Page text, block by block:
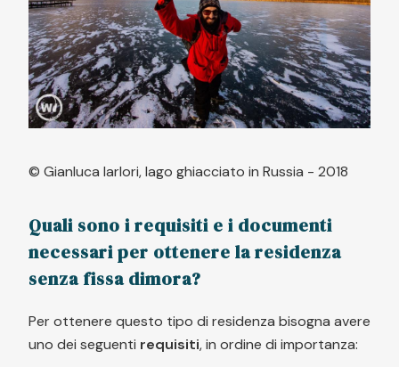
© Gianluca Iarlori, lago ghiacciato in Russia - 2018
Quali sono i requisiti e i documenti
necessari per ottenere la residenza
senza fissa dimora?
Per ottenere questo tipo di residenza bisogna avere
uno dei seguenti requisiti, in ordine di importanza: